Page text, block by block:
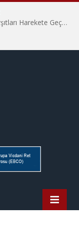
Hiroşima’nın 81. Yılında İtalyan Savaş Karşıtları Harekete Geçti: “Hatırlamak yeterli değil”